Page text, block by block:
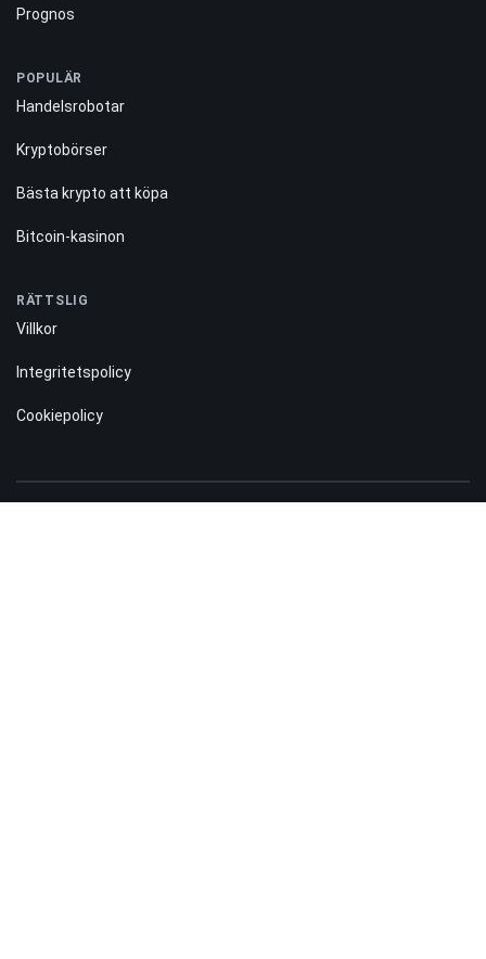
Prognos
POPULÄR
Handelsrobotar
Kryptobörser
Bästa krypto att köpa
Bitcoin-kasinon
RÄTTSLIG
Villkor
Integritetspolicy
Cookiepolicy